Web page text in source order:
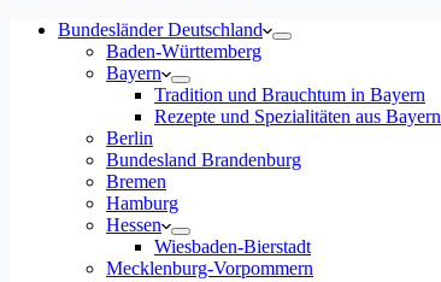
Bundesländer Deutschland
Baden-Württemberg
Bayern
Tradition und Brauchtum in Bayern
Rezepte und Spezialitäten aus Bayern
Berlin
Bundesland Brandenburg
Bremen
Hamburg
Hessen
Wiesbaden-Bierstadt
Mecklenburg-Vorpommern